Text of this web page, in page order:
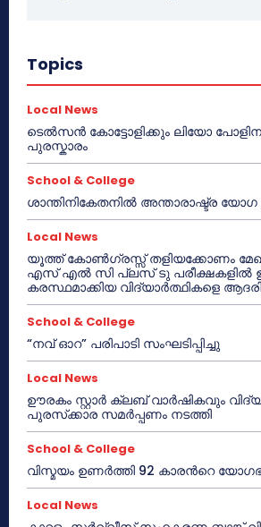
Topics
Local News
ടെൽസൻ കോട്ടോളിക്കും ലിയോ
പുരസ്കാരം
School & College
ശാന്തിനികേതനിൽ അന്താരാഷ്ട്ര യോഗ
Local News
യൂത്ത് കോൺഗ്രസ്സ് തളിയക്കോണം
എസ് എൽ സി പ്ലസ് ടു പരീക്ഷകളിൽ
കരസ്ഥമാക്കിയ വിദ്യാർത്ഥികളെ
School & College
“നവ് ഓറ” പരിപാടി സംഘടിപ്പിച്ചു
Local News
ഊരകം സ്റ്റാർ ക്ലബ് വാർഷികവും
പുരസ്‌ക്കാര സമർപ്പണം നടത്തി
School & College
വിസ്മയം ഉണർത്തി 92 കാരൻറെ
Local News